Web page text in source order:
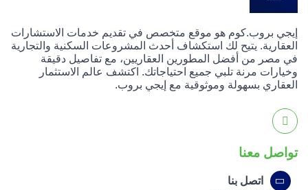
إيجي بروب.كوم هو موقع متخصص في تقديم خدمات الاستشارات
العقارية. يتيح لك استكشاف أحدث المشروعات السكنية والتجارية
في مصر من أفضل المطورين العقاريين، مع تفاصيل دقيقة
وخيارات مرنة تلبي جميع احتياجاتك. اكتشف عالم الاستثمار
العقاري بسهولة وموثوقية مع إيجي بروب.
تواصل معنا
اتصل بنا